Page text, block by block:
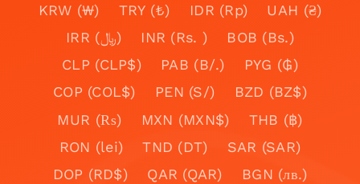
KRW (₩)
TRY (₺) IDR (Rp)
UAH (₴)
IRR (﷼)
INR (Rs. )
BOB (Bs.)
CLP (CLP$)
PAB (B/.)
PYG (₲)
COP (COL$)
PEN (S/)
BZD (BZ$)
MUR (₨)
MXN (MXN$)
THB (฿)
RON (lei)
TND (DT)
SAR (SAR)
DOP (RD$)
QAR (QAR)
BGN (лв.)